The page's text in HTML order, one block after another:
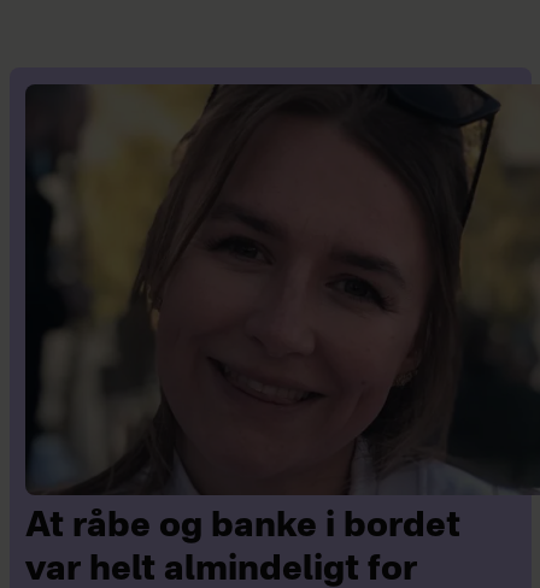
At råbe og banke i bordet
var helt almindeligt for